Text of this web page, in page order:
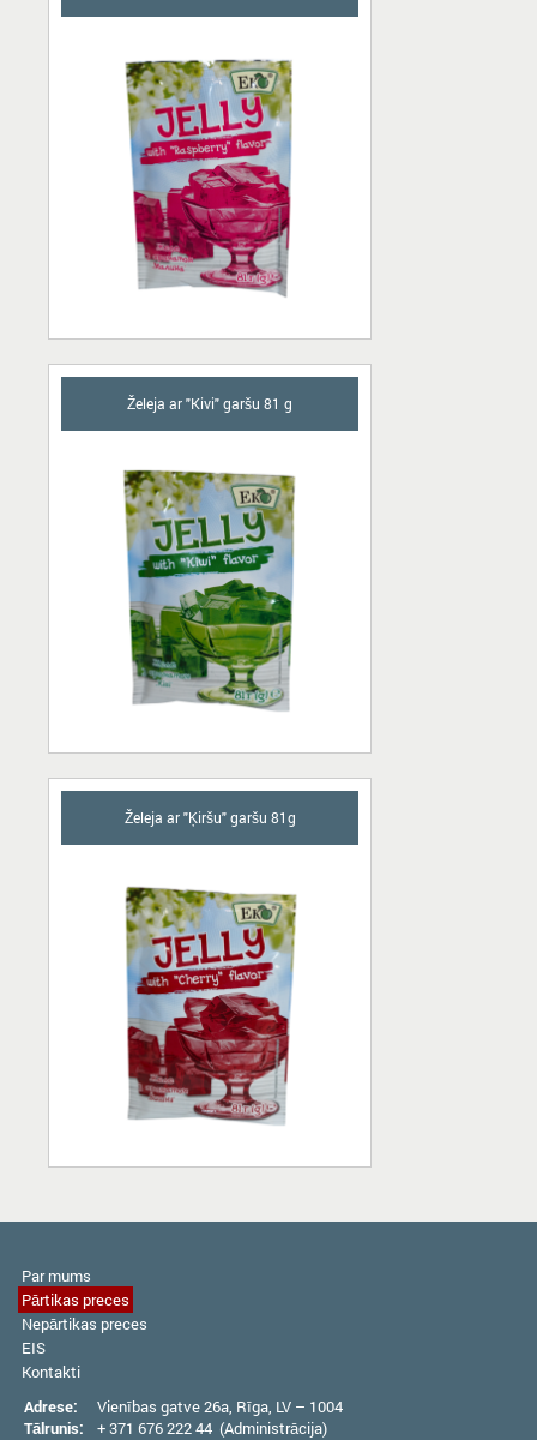
Želeja ar "Kivi" garšu 81 g
Želeja ar "Ķiršu" garšu 81g
Par mums
Pārtikas preces
Nepārtikas preces
EIS
Kontakti
Adrese:
Vienības gatve 26а, Rīga, LV – 1004
Tālrunis:
+ 371 676 222 44 (Administrācija)